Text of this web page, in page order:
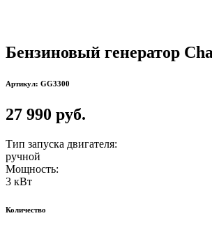
Бензиновый генератор
Артикул: GG3300
27 990 руб.
Тип запуска двигателя:
ручной
Мощность:
3 кВт
Количество